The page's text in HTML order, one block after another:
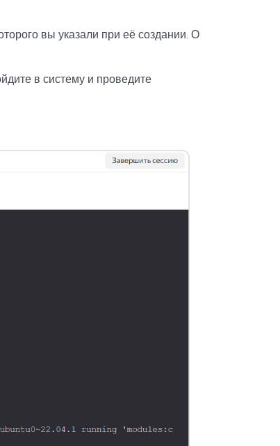
вы указали при её создании. О
в систему и проведите